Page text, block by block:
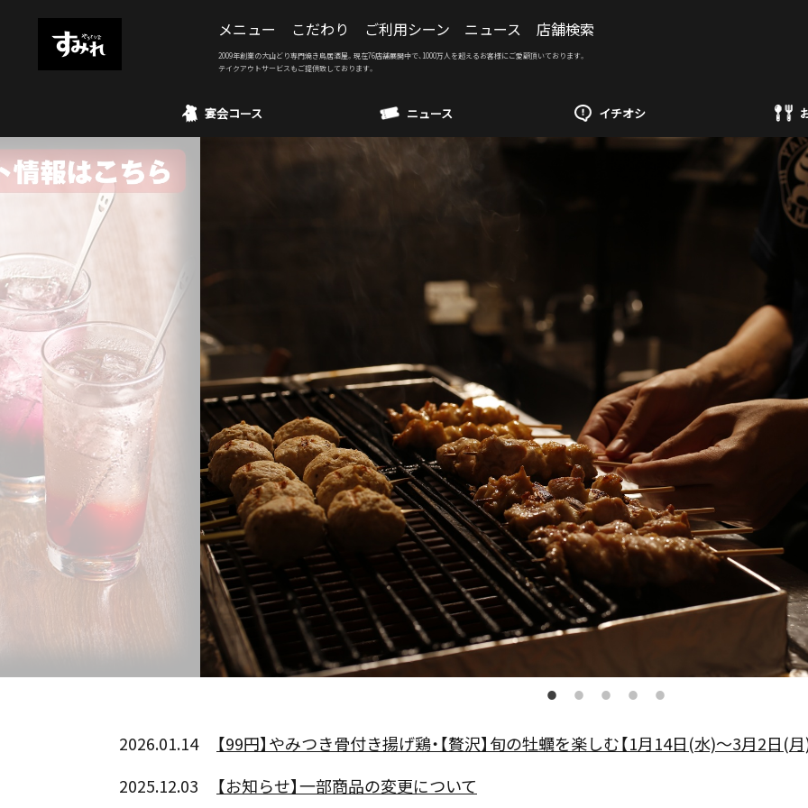
メニュー こだわり ご利用シーン ニュース 店舗検索
2009年創業の大山どり専門焼き鳥居酒屋。現在76店舗展開中で、1000万人を超えるお客様にご愛顧頂いております。
テイクアウトサービスもご提供致しております。
宴会コース ニュース イチオシ
2026.01.14
【99円】やみつき骨付き揚げ鶏・【贅沢】旬の牡蠣を楽しむ【1月14日(水)～3月2日(月
2025.12.03
【お知らせ】一部商品の変更について